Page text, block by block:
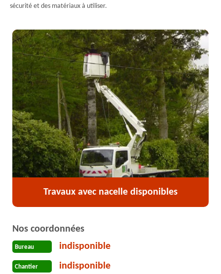
sécurité et des matériaux à utiliser.
Travaux avec nacelle disponibles
Nos coordonnées
Bureau indisponible
Chantier indisponible